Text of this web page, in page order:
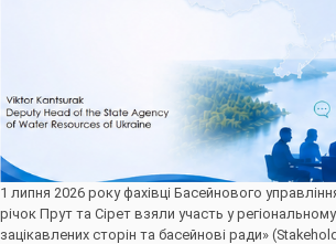
1 липня 2026 року фахівці Басейнового
річок Прут та Сірет взяли участь у
зацікавлених сторін та басейнові ради»